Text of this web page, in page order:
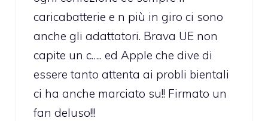
caricabatterie e n più in giro ci sono
anche gli adattatori. Brava UE non
capite un c….. ed Apple che dive di
essere tanto attenta ai probli bientali
ci ha anche marciato su!! Firmato un
fan deluso!!!